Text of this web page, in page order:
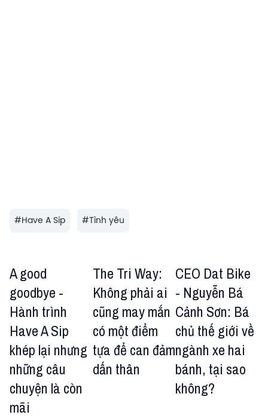
#Have A Sip #Tình yêu
A good
goodbye -
Hành trình
Have A Sip
khép lại nhưng
những câu
chuyện là còn
mãi
The Tri Way:
Không phải ai
cũng may mắn
có một điểm
tựa để can đảm
dấn thân
CEO Dat Bike
- Nguyễn Bá
Cảnh Sơn: Bá
chủ thế giới về
ngành xe hai
bánh, tại sao
không?